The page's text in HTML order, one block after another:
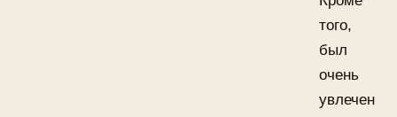
того,
был
очень
увлечен